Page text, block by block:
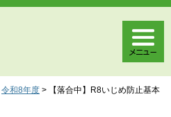
令和8年度 >
【落合中】R8いじめ防止基本